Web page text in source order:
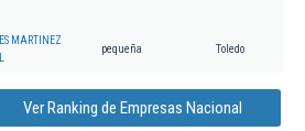
MARTINEZ
pequeña Toledo
Ver Ranking de Empresas Nacional